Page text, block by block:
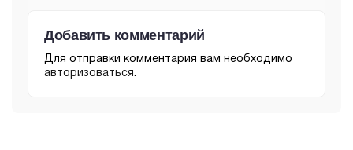
Добавить комментарий
Для отправки комментария вам необходимо
авторизоваться.